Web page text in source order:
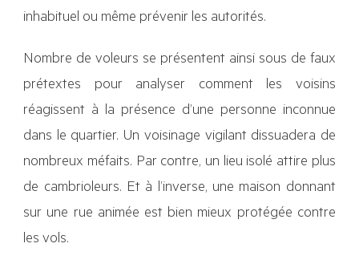
inhabituel ou même prévenir les autorités.
Nombre de voleurs se présentent ainsi sous de faux
prétextes pour analyser comment les voisins
réagissent à la présence d’une personne inconnue
dans le quartier. Un voisinage vigilant dissuadera de
nombreux méfaits. Par contre, un lieu isolé attire plus
de cambrioleurs. Et à l’inverse, une maison donnant
sur une rue animée est bien mieux protégée contre
les vols.